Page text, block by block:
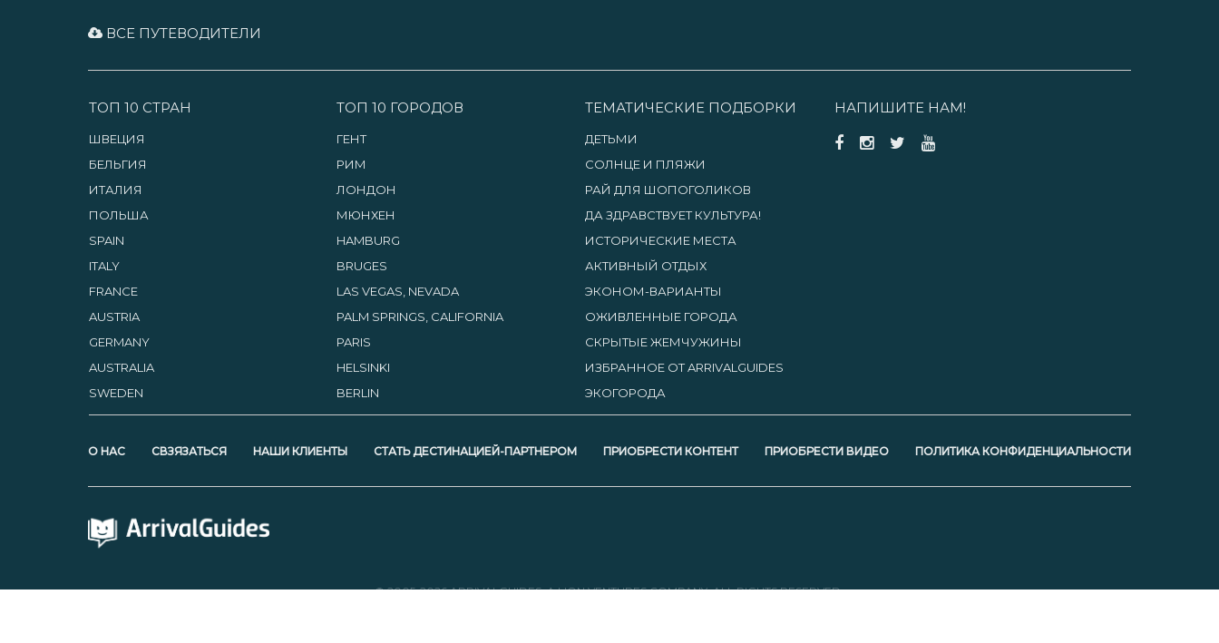
ВСЕ ПУТЕВОДИТЕЛИ
ТОП 10 СТРАН
ШВЕЦИЯ
БЕЛЬГИЯ
ИТАЛИЯ
ПОЛЬША
SPAIN
ITALY
FRANCE
AUSTRIA
GERMANY
AUSTRALIA
SWEDEN
ТОП 10 ГОРОДОВ
ГЕНТ
РИМ
ЛОНДОН
МЮНХЕН
HAMBURG
BRUGES
LAS VEGAS, NEVADA
PALM SPRINGS, CALIFORNIA
PARIS
HELSINKI
BERLIN
ТЕМАТИЧЕСКИЕ ПОДБОРКИ
ДЕТЬМИ
СОЛНЦЕ И ПЛЯЖИ
РАЙ ДЛЯ ШОПОГОЛИКОВ
ДА ЗДРАВСТВУЕТ КУЛЬТУРА!
ИСТОРИЧЕСКИЕ МЕСТА
АКТИВНЫЙ ОТДЫХ
ЭКОНОМ-ВАРИАНТЫ
ОЖИВЛЕННЫЕ ГОРОДА
СКРЫТЫЕ ЖЕМЧУЖИНЫ
ИЗБРАННОЕ ОТ ARRIVALGUIDES
ЭКОГОРОДА
НАПИШИТЕ НАМ!
О НАС СВЗЯЗАТЬСЯ НАШИ КЛИЕНТЫ СТАТЬ ДЕСТИНАЦИЕЙ-ПАРТНЕРОМ ПРИОБРЕСТИ КОНТЕНТ ПРИОБРЕСТИ ВИДЕО ПОЛИТИКА КОНФИДЕНЦИАЛЬНОСТИ
© 2005-2026 ARRIVALGUIDES, A LION VENTURES COMPANY. ALL RIGHTS RESERVED.